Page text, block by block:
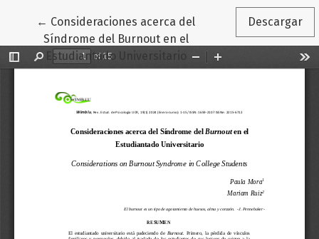
← Volver a los detalles del artículo
Consideraciones acerca del
Síndrome del Burnout en el
Estudiantado Universitario
Descargar